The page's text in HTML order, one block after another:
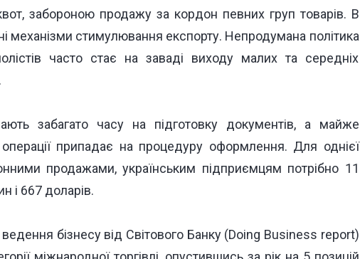
забороною продажу за кордон певних груп товарів. В
механізми стимулювання експорту. Непродумана політика
часто стає на заваді виходу малих та середніх
забагато часу на підготовку документів, а майже
операції припадає на процедуру оформлення. Для однієї
продажами, українським підприємцям потрібно 11
і 667 доларів.
ведення бізнесу від Світового Банку (Doing Business report)